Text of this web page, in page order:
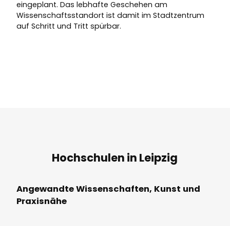
eingeplant. Das lebhafte Geschehen am
Wissenschaftsstandort ist damit im Stadtzentrum
auf Schritt und Tritt spürbar.
Hochschulen in Leipzig
Angewandte Wissenschaften, Kunst und
Praxisnähe